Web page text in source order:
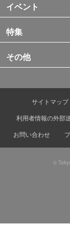
イベント
特集
その他
サイトマップ
利用者情報の外部
お問い合わせ
©